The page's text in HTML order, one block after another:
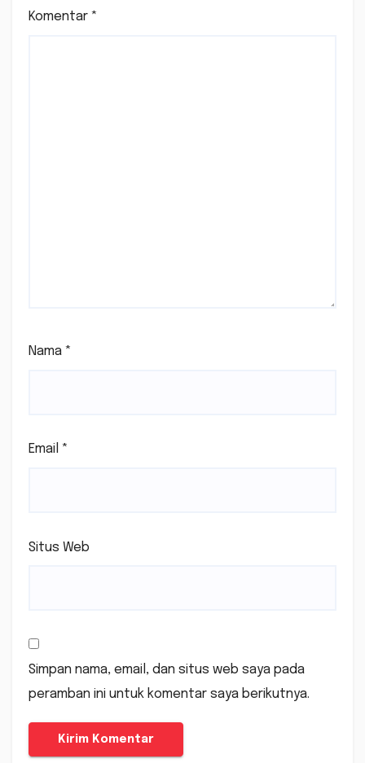
Komentar *
Nama *
Email *
Situs Web
Simpan nama, email, dan situs web saya pada
peramban ini untuk komentar saya berikutnya.